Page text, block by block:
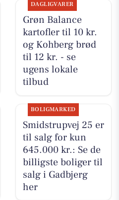
DAGLIGVARER
Grøn Balance
kartofler til 10 kr.
og Kohberg brød
til 12 kr. - se
ugens lokale
tilbud
BOLIGMARKED
Smidstrupvej 25 er
til salg for kun
645.000 kr.: Se de
billigste boliger til
salg i Gadbjerg
her